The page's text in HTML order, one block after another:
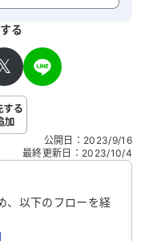
やご自身の病気の詳細な
る
公開日 ： 2023/9/16
最終更新日 ： 2023/10/4
、以下のフローを経